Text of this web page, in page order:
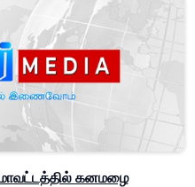
மாவட்டத்தில் கனமழை